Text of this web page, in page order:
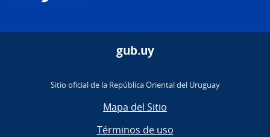
gub.uy
Sitio oficial de la República Oriental del Uruguay
Mapa del Sitio
Términos de uso